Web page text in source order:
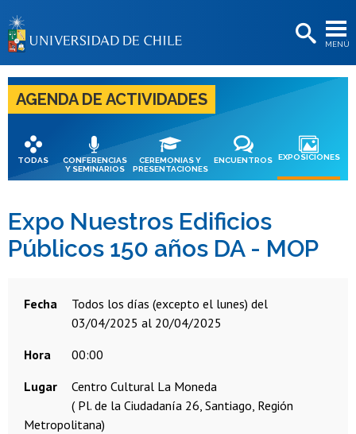
MENÚ
BIBLIOTECAS
LA UNIVERSIDAD
Postulantes
Estudiantes
Académicas/os
Funcionarias/os
Egresadas/os
AGENDA DE ACTIVIDADES
TODAS
CONFERENCIAS
Y SEMINARIOS
CEREMONIAS Y
PRESENTACIONES
ENCUENTROS EXPOSICIONES
Expo Nuestros Edificios
Públicos 150 años DA - MOP
Fecha
todos los días (excepto el lunes) del
03/04/2025 al 20/04/2025
Hora
00:00
Lugar
Centro Cultural La Moneda
( Pl. de la Ciudadanía 26, Santiago, Región
Metropolitana)